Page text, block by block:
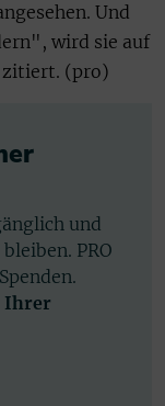
Und
wird sie auf
zitiert. (pro)
und
PRO
Ihrer